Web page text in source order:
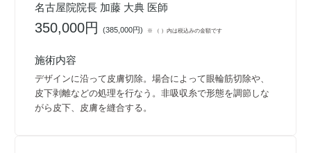
名古屋院院長 加藤 大典 医師
350,000円(385,000円) ※ （ ）内は税込みの金額です
施術内容
デザインに沿って皮膚切除。場合によって眼輪筋切除や、
皮下剥離などの処理を行なう。非吸収糸で形態を調節しな
がら皮下、皮膚を縫合する。